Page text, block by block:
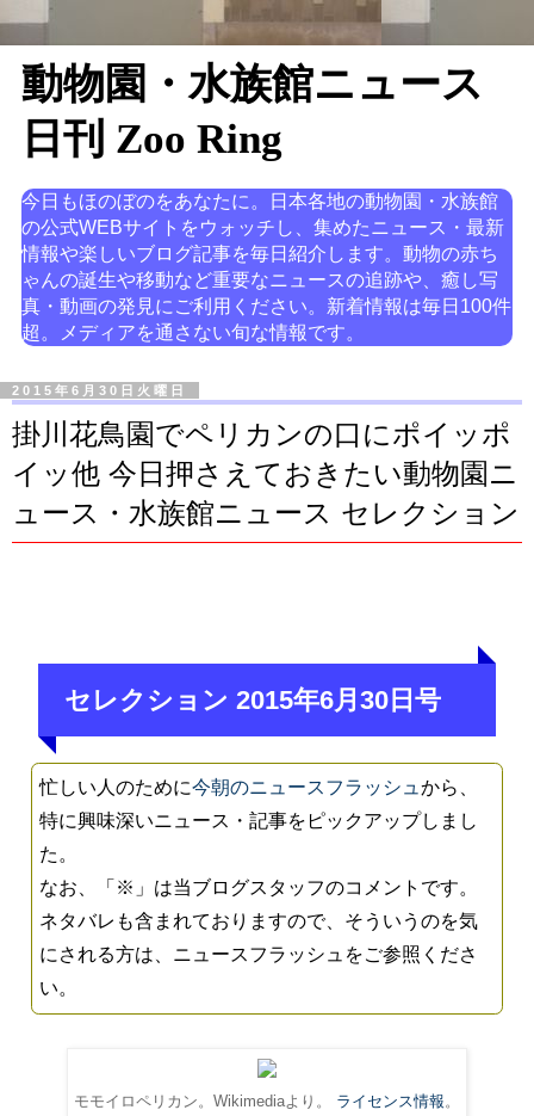
動物園・水族館ニュース
日刊 Zoo Ring
今日もほのぼのをあなたに。日本各地の動物園・水族館
の公式WEBサイトをウォッチし、集めたニュース・最新
情報や楽しいブログ記事を毎日紹介します。動物の赤ち
ゃんの誕生や移動など重要なニュースの追跡や、癒し写
真・動画の発見にご利用ください。新着情報は毎日100件
超。メディアを通さない旬な情報です。
2015年6月30日火曜日
掛川花鳥園でペリカンの口にポイッポ
イッ他 今日押さえておきたい動物園ニ
ュース・水族館ニュース セレクション
セレクション 2015年6月30日号
忙しい人のために今朝のニュースフラッシュから、
特に興味深いニュース・記事をピックアップしまし
た。
なお、「※」は当ブログスタッフのコメントです。
ネタバレも含まれておりますので、そういうのを気
にされる方は、ニュースフラッシュをご参照くださ
い。
モモイロペリカン。Wikimediaより。 ライセンス情報 。